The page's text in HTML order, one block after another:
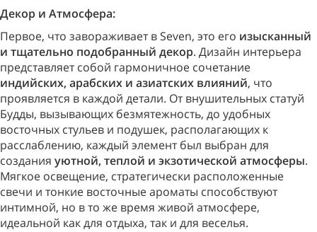
Декор и Атмосфера:
Первое, что завораживает в Seven, это его изысканный
и тщательно подобранный декор. Дизайн интерьера
представляет собой гармоничное сочетание
индийских, арабских и азиатских влияний, что
проявляется в каждой детали. От внушительных статуй
Будды, вызывающих безмятежность, до удобных
восточных стульев и подушек, располагающих к
расслаблению, каждый элемент был выбран для
создания уютной, теплой и экзотической атмосферы.
Мягкое освещение, стратегически расположенные
свечи и тонкие восточные ароматы способствуют
интимной, но в то же время живой атмосфере,
идеальной как для отдыха, так и для веселья.